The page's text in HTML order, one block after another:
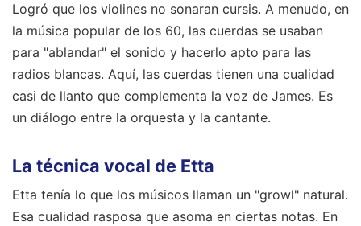
Logró que los violines no sonaran cursis. A menudo, en
la música popular de los 60, las cuerdas se usaban
para "ablandar" el sonido y hacerlo apto para las
radios blancas. Aquí, las cuerdas tienen una cualidad
casi de llanto que complementa la voz de James. Es
un diálogo entre la orquesta y la cantante.
La técnica vocal de Etta
Etta tenía lo que los músicos llaman un "growl" natural.
Esa cualidad rasposa que asoma en ciertas notas. En